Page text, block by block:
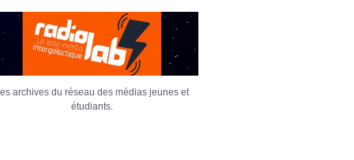
archives du réseau des médias jeunes et
étudiants.